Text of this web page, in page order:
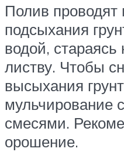
Полив проводят
подсыхания
водой, стараясь
листву. Чтобы
высыхания
мульчирование
смесями.
орошение.